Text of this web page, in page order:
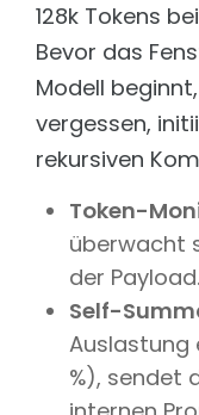
128k Tokens
Bevor das
Modell
vergessen,
rekursiven
Token-
überwacht
der Payload.
Self-
Auslastung
%), sendet